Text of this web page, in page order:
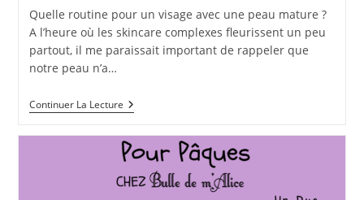
la
publication :
Quelle routine pour un visage avec une peau mature ?
A l’heure où les skincare complexes fleurissent un peu
partout, il me paraissait important de rappeler que
notre peau n’a…
Continuer La LectureNos
Solutions
Pour
Les
Peaux
Matures